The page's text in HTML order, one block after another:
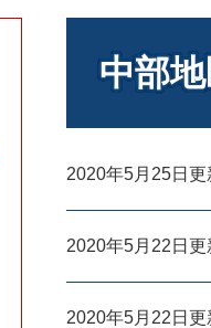
中部
2020年5月25日更
2020年5月22日更
2020年5月22日更